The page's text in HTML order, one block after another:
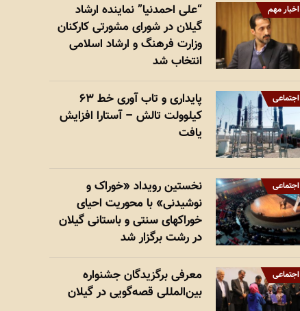
اخبار مهم
“علی احمدنیا” نماینده ارشاد
گیلان در شورای مشورتی کارکنان
وزارت فرهنگ و ارشاد اسلامی
انتخاب شد
اجتماعی
پایداری و تاب آوری خط ۶۳
کیلوولت تالش – آستارا افزایش
یافت
اجتماعی
نخستین رویداد «خوراک و
نوشیدنی» با محوریت احیای
خوراکهای سنتی و باستانی گیلان
در رشت برگزار شد
اجتماعی
معرفی برگزیدگان جشنواره
بین‌المللی قصه‌گویی در گیلان